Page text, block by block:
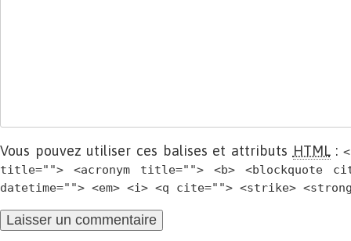
Vous pouvez utiliser ces balises et attributs HTML:
title=""> <acronym title=""> <b> <blockquote
datetime=""> <em> <i> <q cite=""> <strike>